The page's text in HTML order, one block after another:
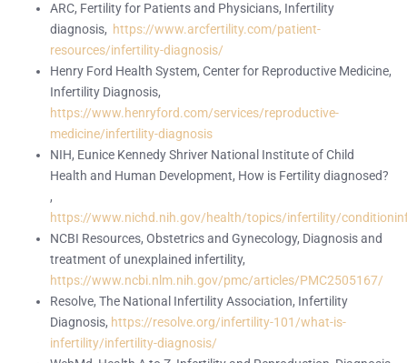
ARC, Fertility for Patients and Physicians, Infertility
diagnosis, https://www.arcfertility.com/patient-
resources/infertility-diagnosis/
Henry Ford Health System, Center for Reproductive Medicine,
Infertility Diagnosis,
https://www.henryford.com/services/reproductive-
medicine/infertility-diagnosis
NIH, Eunice Kennedy Shriver National Institute of Child
Health and Human Development, How is Fertility diagnosed?
,
https://www.nichd.nih.gov/health/topics/infertility/
NCBI Resources, Obstetrics and Gynecology, Diagnosis and
treatment of unexplained infertility,
https://www.ncbi.nlm.nih.gov/pmc/articles/PMC2505167/
Resolve, The National Infertility Association, Infertility
Diagnosis, https://resolve.org/infertility-101/what-is-
infertility/infertility-diagnosis/